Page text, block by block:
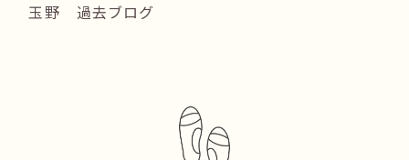
玉野 過去ブログ